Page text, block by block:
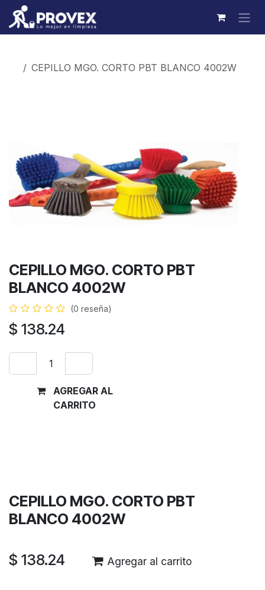
Ir al contenido
CEPILLO MGO. CORTO PBT BLANCO 4002W
CEPILLO MGO. CORTO PBT
BLANCO 4002W
(0 reseña)
$ 138.24
AGREGAR AL
CARRITO
CEPILLO MGO. CORTO PBT
BLANCO 4002W
$ 138.24 Agregar al carrito